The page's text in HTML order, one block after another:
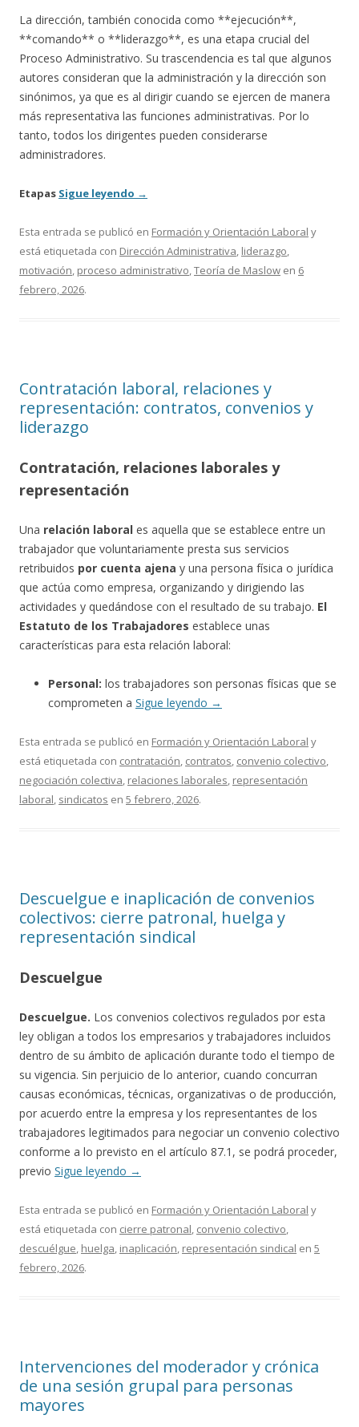
La dirección, también conocida como **ejecución**,
**comando** o **liderazgo**, es una etapa crucial del
Proceso Administrativo. Su trascendencia es tal que algunos
autores consideran que la administración y la dirección son
sinónimos, ya que es al dirigir cuando se ejercen de manera
más representativa las funciones administrativas. Por lo
tanto, todos los dirigentes pueden considerarse
administradores.
Etapas Sigue leyendo →
Esta entrada se publicó en Formación y Orientación Laboral y
está etiquetada con Dirección Administrativa, liderazgo,
motivación, proceso administrativo,Teoría de Maslow en 6
febrero, 2026.
Contratación laboral, relaciones y
representación: contratos, convenios y
liderazgo
Contratación, relaciones laborales y
representación
Una relación laboral es aquella que se establece entre un
trabajador que voluntariamente presta sus servicios
retribuidos por cuenta ajena y una persona física o jurídica
que actúa como empresa, organizando y dirigiendo las
actividades y quedándose con el resultado de su trabajo. El
Estatuto de los Trabajadores establece unas
características para esta relación laboral:
Personal: los trabajadores son personas físicas que se
comprometen a Sigue leyendo →
Esta entrada se publicó en Formación y Orientación Laboral y
está etiquetada con contratación, contratos, convenio colectivo,
negociación colectiva, relaciones laborales, representación
laboral, sindicatos en 5 febrero, 2026.
Descuelgue e inaplicación de convenios
colectivos: cierre patronal, huelga y
representación sindical
Descuelgue
Descuelgue. Los convenios colectivos regulados por esta
ley obligan a todos los empresarios y trabajadores incluidos
dentro de su ámbito de aplicación durante todo el tiempo de
su vigencia. Sin perjuicio de lo anterior, cuando concurran
causas económicas, técnicas, organizativas o de producción,
por acuerdo entre la empresa y los representantes de los
trabajadores legitimados para negociar un convenio colectivo
conforme a lo previsto en el artículo 87.1, se podrá proceder,
previo Sigue leyendo →
Esta entrada se publicó en Formación y Orientación Laboral y
está etiquetada con cierre patronal, convenio colectivo,
descuélgue, huelga, inaplicación, representación sindical en 5
febrero, 2026.
Intervenciones del moderador y crónica
de una sesión grupal para personas
mayores